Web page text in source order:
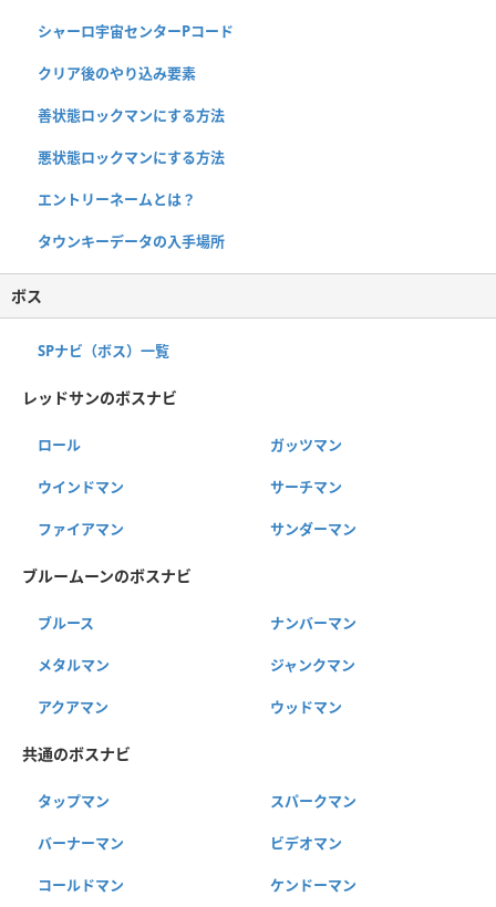
シャーロ宇宙センターPコード
クリア後のやり込み要素
善状態ロックマンにする方法
悪状態ロックマンにする方法
エントリーネームとは？
タウンキーデータの入手場所
ボス
SPナビ（ボス）一覧
レッドサンのボスナビ
ロール ガッツマン
ウインドマン サーチマン
ファイアマン サンダーマン
ブルームーンのボスナビ
ブルース ナンバーマン
メタルマン ジャンクマン
アクアマン ウッドマン
共通のボスナビ
タップマン スパークマン
バーナーマン ビデオマン
コールドマン ケンドーマン